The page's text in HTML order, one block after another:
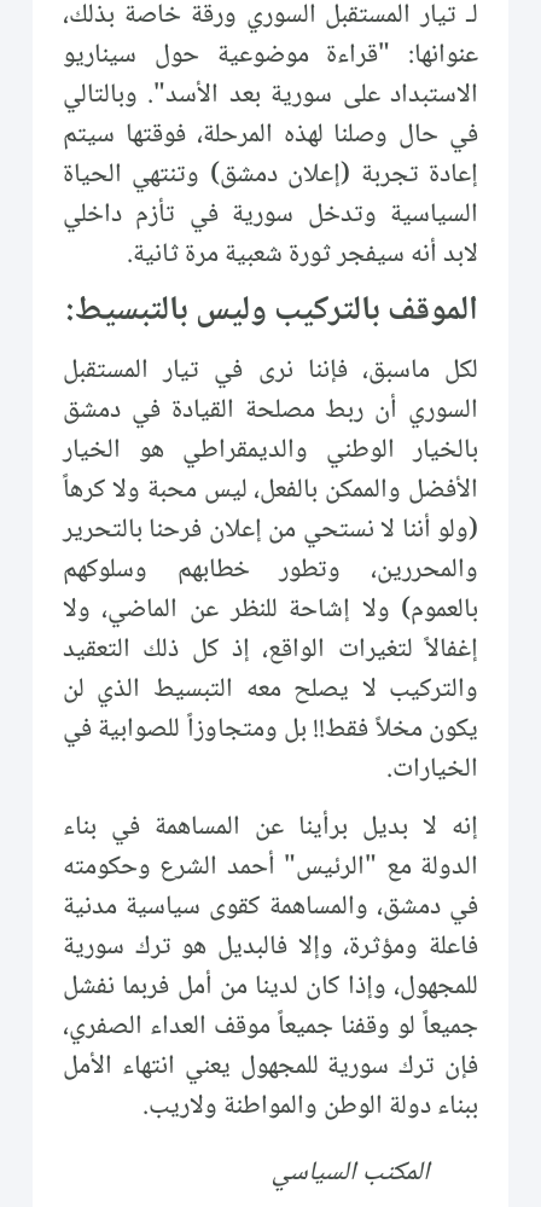
لـ تيار المستقبل السوري ورقة خاصة بذلك،
عنوانها: "قراءة موضوعية حول سيناريو
الاستبداد على سورية بعد الأسد". وبالتالي
في حال وصلنا لهذه المرحلة، فوقتها سيتم
إعادة تجربة (إعلان دمشق) وتنتهي الحياة
السياسية وتدخل سورية في تأزم داخلي
لابد أنه سيفجر ثورة شعبية مرة ثانية.
الموقف بالتركيب وليس بالتبسيط:
لكل ماسبق، فإننا نرى في تيار المستقبل
السوري أن ربط مصلحة القيادة في دمشق
بالخيار الوطني والديمقراطي هو الخيار
الأفضل والممكن بالفعل، ليس محبة ولا كرهاً
(ولو أننا لا نستحي من إعلان فرحنا بالتحرير
والمحررين، وتطور خطابهم وسلوكهم
بالعموم) ولا إشاحة للنظر عن الماضي، ولا
إغفالاً لتغيرات الواقع، إذ كل ذلك التعقيد
والتركيب لا يصلح معه التبسيط الذي لن
يكون مخلاً فقط!! بل ومتجاوزاً للصوابية في
الخيارات.
إنه لا بديل برأينا عن المساهمة في بناء
الدولة مع "الرئيس" أحمد الشرع وحكومته
في دمشق، والمساهمة كقوى سياسية مدنية
فاعلة ومؤثرة، وإلا فالبديل هو ترك سورية
للمجهول، وإذا كان لدينا من أمل فربما نفشل
جميعاً لو وقفنا جميعاً موقف العداء الصفري،
فإن ترك سورية للمجهول يعني انتهاء الأمل
ببناء دولة الوطن والمواطنة ولاريب.
المكتب السياسي